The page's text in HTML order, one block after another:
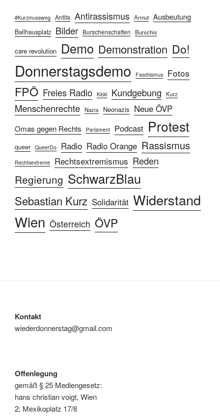
#Kurzmussweg Antifa Antirassismus Armut Ausbeutung
Ballhausplatz Bilder Burschenschaften Burschis
care revolution Demo Demonstration Do!
Donnerstagsdemo Faschismus Fotos
FPÖ Freies Radio Kickl Kundgebung Kurz
Menschenrechte Nazis Neonazis Neue ÖVP
Omas gegen Rechts Parlament Podcast Protest
queer QueerDo Radio Radio Orange Rassismus
Rechtsextreme Rechtsextremismus Reden
Regierung SchwarzBlau
Sebastian Kurz Solidarität Widerstand
Wien Österreich ÖVP
Kontakt
wiederdonnerstag@gmail.com
Offenlegung
gemäß § 25 Mediengesetz:
hans christian voigt, Wien
2; Mexikoplatz 17/8